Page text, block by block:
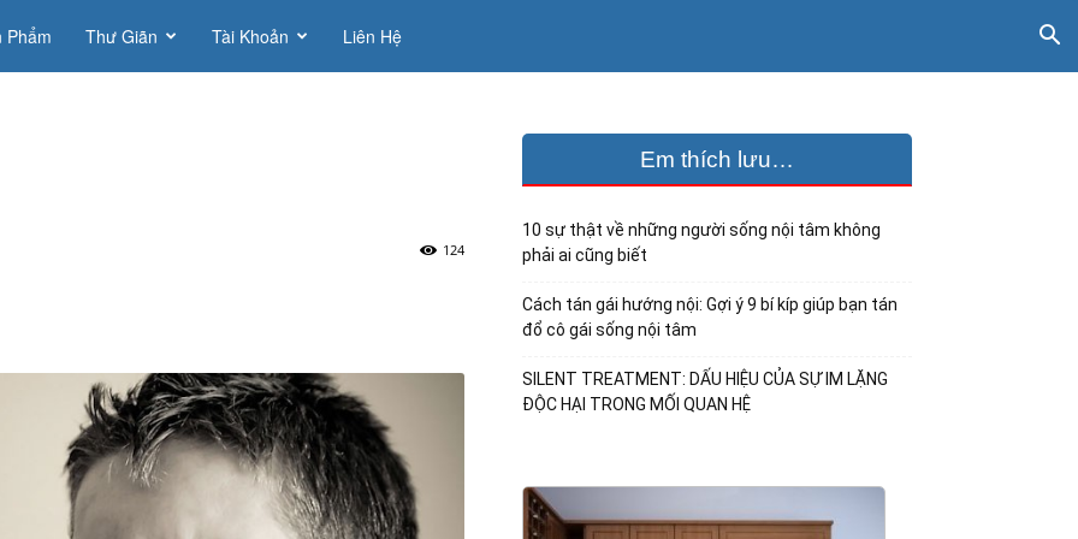
Phẩm Thư Giãn Tài Khoản Liên Hệ
124
Em thích lưu…
10 sự thật về những người sống nội tâm không
phải ai cũng biết
Cách tán gái hướng nội: Gợi ý 9 bí kíp giúp bạn tán
đổ cô gái sống nội tâm
SILENT TREATMENT: DẤU HIỆU CỦA SỰ IM LẶNG
ĐỘC HẠI TRONG MỐI QUAN HỆ